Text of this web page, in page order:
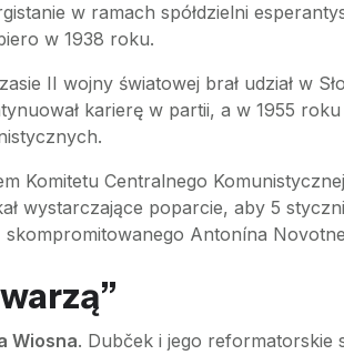
w ramach spółdzielni
w 1938 roku.
II wojny światowej brał udział w
karierę w partii, a w 1955
Centralnego Komunistycznej
wystarczające poparcie, aby 5
skompromitowanego Antonína
Wiosna. Dubček i jego reformatorskie